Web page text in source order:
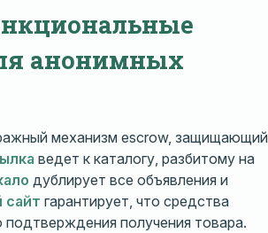
анонимных
механизм escrow, защищающий
ведет к каталогу, разбитому на
дублирует все объявления и
сайт гарантирует, что средства
получения товара.